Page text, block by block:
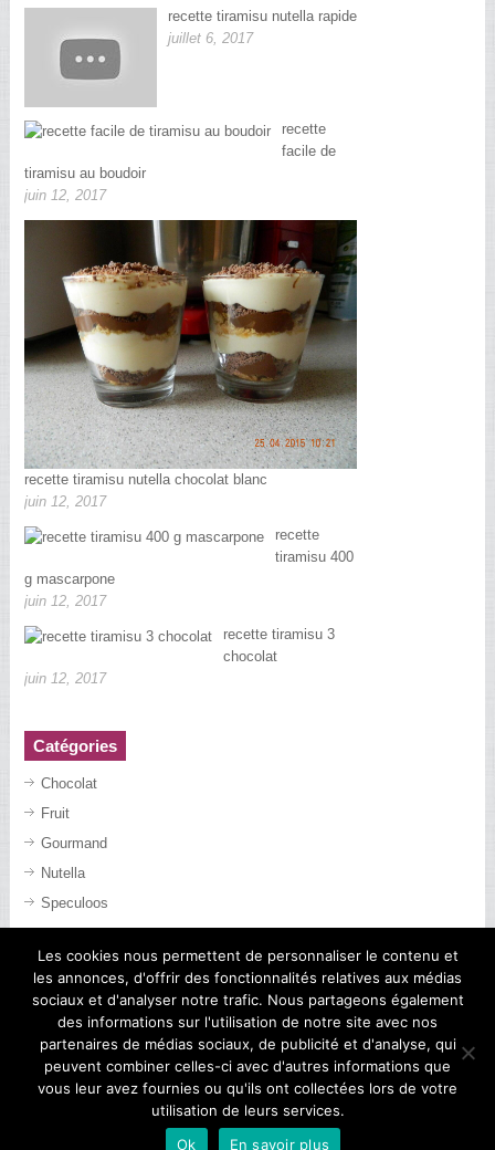
recette tiramisu nutella rapide
juillet 6, 2017
recette
facile de
tiramisu au boudoir
juin 12, 2017
recette tiramisu nutella chocolat blanc
juin 12, 2017
recette
tiramisu 400
g mascarpone
juin 12, 2017
recette tiramisu 3
chocolat
juin 12, 2017
Catégories
Chocolat
Fruit
Gourmand
Nutella
Speculoos
Copyright © 2026.
Les cookies nous permettent de personnaliser le contenu et
les annonces, d'offrir des fonctionnalités relatives aux médias
sociaux et d'analyser notre trafic. Nous partageons également
des informations sur l'utilisation de notre site avec nos
partenaires de médias sociaux, de publicité et d'analyse, qui
peuvent combiner celles-ci avec d'autres informations que
vous leur avez fournies ou qu'ils ont collectées lors de votre
utilisation de leurs services.
Ok
En savoir plus